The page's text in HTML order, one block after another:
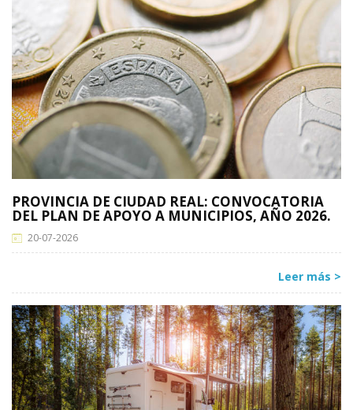
PROVINCIA DE CIUDAD REAL: CONVOCATORIA
DEL PLAN DE APOYO A MUNICIPIOS, AÑO 2026.
20-07-2026
Leer más >